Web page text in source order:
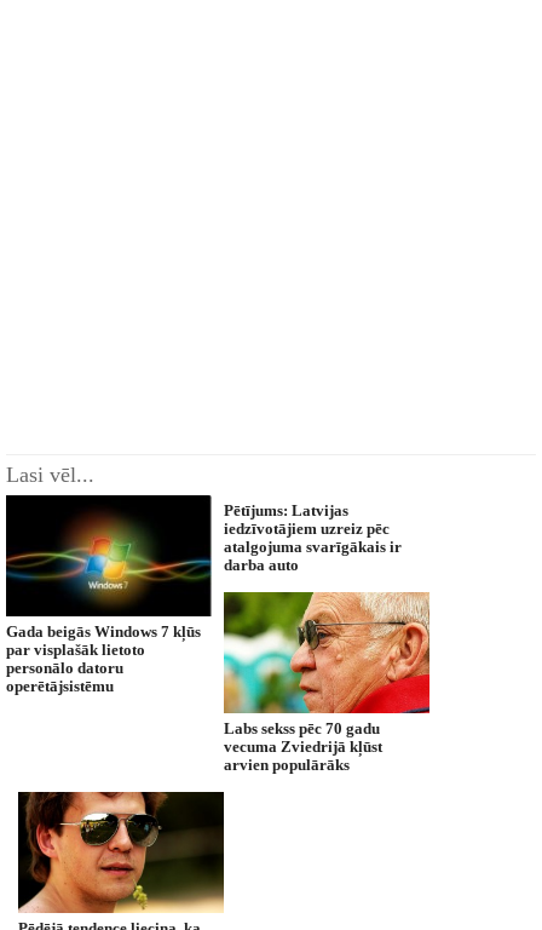
Lasi vēl...
Gada beigās Windows 7 kļūs
par visplašāk lietoto
personālo datoru
operētājsistēmu
Pētījums: Latvijas
iedzīvotājiem uzreiz pēc
atalgojuma svarīgākais ir
darba auto
Labs sekss pēc 70 gadu
vecuma Zviedrijā kļūst
arvien populārāks